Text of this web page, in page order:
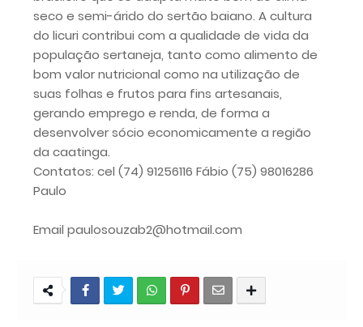
seco e semi-árido do sertão baiano. A cultura
do licuri contribui com a qualidade de vida da
população sertaneja, tanto como alimento de
bom valor nutricional como na utilização de
suas folhas e frutos para fins artesanais,
gerando emprego e renda, de forma a
desenvolver sócio economicamente a região
da caatinga.
Contatos: cel (74) 91256116 Fábio (75) 98016286
Paulo
Email paulosouzab2@hotmail.com